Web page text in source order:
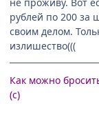
не проживу. Вот
рублей по 200 за
своим делом.
излишество(((
Как можно
(с)